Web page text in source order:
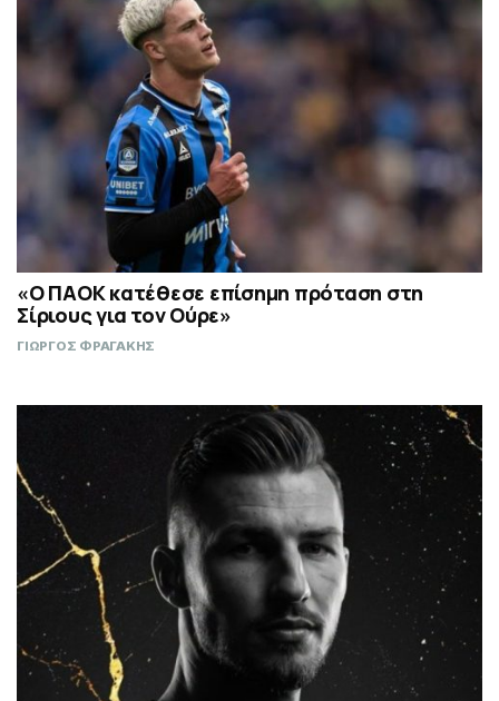
«Ο ΠΑΟΚ κατέθεσε επίσημη πρόταση στη
Σίριους για τον Ούρε»
ΓΙΩΡΓΟΣ ΦΡΑΓΑΚΗΣ